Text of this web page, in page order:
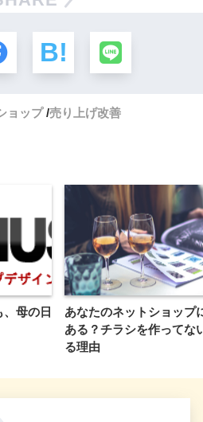
ョップ 売り上げ改善
母の日
あなたのネットショップ
ある？チラシを作ってな
る理由